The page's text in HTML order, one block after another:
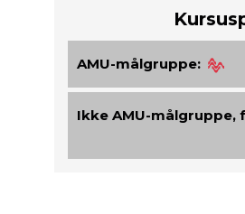
AMU-målgruppe:
Ikke AMU-målgruppe,